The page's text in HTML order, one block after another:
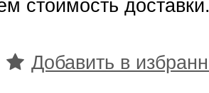
стоимость
Добавить в